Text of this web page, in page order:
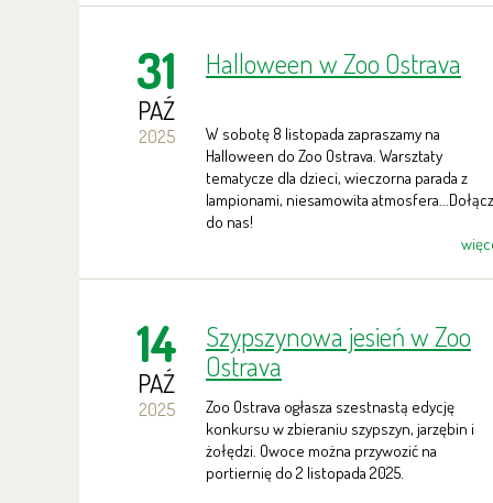
31
PAŹ
2025
Halloween w Zoo Ostrava
W sobotę 8 listopada zapraszamy na
Halloween do Zoo Ostrava. Warsztaty
tematycze dla dzieci, wieczorna parada z
lampionami, niesamowita atmosfera...Dołącz
do nas!
14
PAŹ
2025
Szypszynowa jesień w Zoo
Ostrava
Zoo Ostrava ogłasza szestnastą edycję
konkursu w zbieraniu szypszyn, jarzębin i
żołędzi. Owoce można przywozić na
portiernię do 2 listopada 2025.